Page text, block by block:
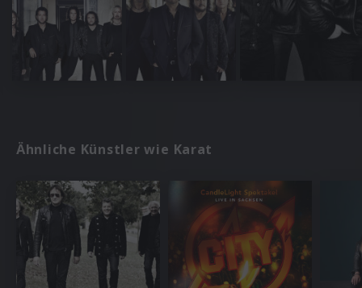
Ähnliche Künstler wie Karat